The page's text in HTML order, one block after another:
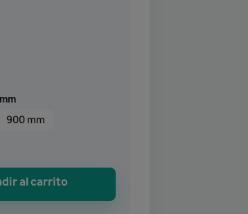
900 mm
al carrito